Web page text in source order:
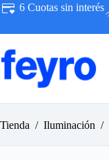
Saltar
al
6 Cuotas sin interés
Tienda / Iluminación /